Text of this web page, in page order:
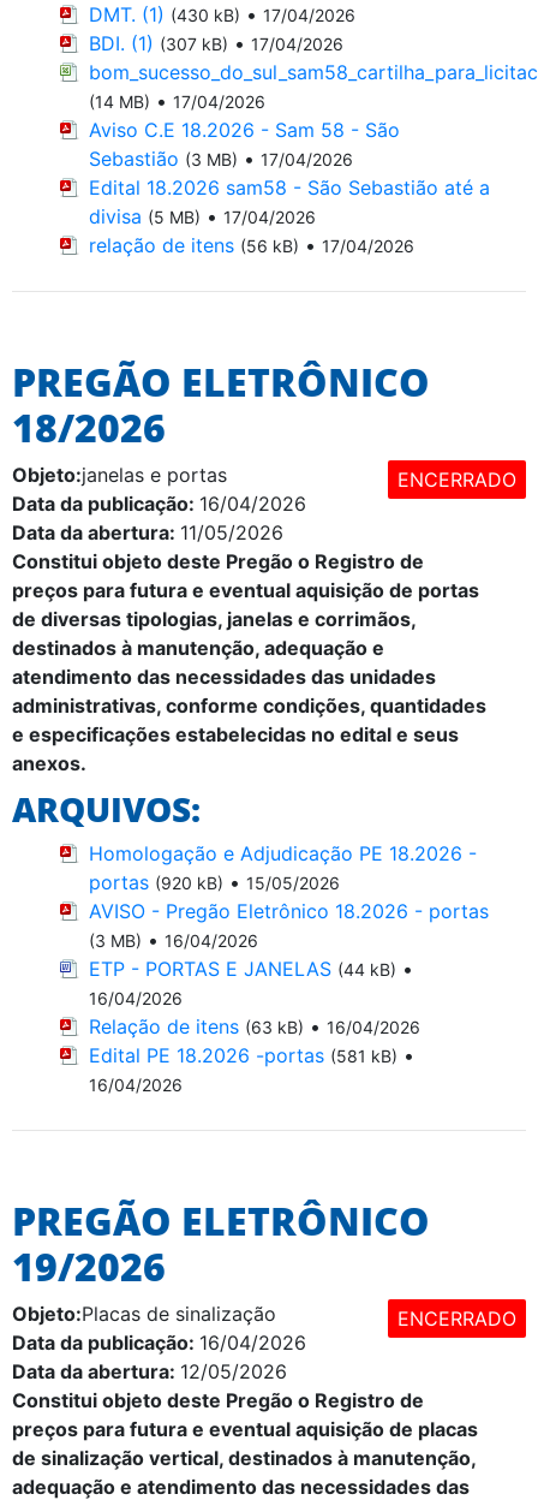
DMT. (1) (430 kB) • 17/04/2026
BDI. (1) (307 kB) • 17/04/2026
(14 MB) • 17/04/2026
Aviso C.E 18.2026 - Sam 58 - São
Sebastião (3 MB) • 17/04/2026
Edital 18.2026 sam58 - São Sebastião até a
divisa (5 MB) • 17/04/2026
relação de itens (56 kB) • 17/04/2026
PREGÃO ELETRÔNICO
18/2026
ENCERRADO
Objeto:janelas e portas
Data da publicação: 16/04/2026
Data da abertura: 11/05/2026
Constitui objeto deste Pregão o Registro de
preços para futura e eventual aquisição de portas
de diversas tipologias, janelas e corrimãos,
destinados à manutenção, adequação e
atendimento das necessidades das unidades
administrativas, conforme condições, quantidades
e especificações estabelecidas no edital e seus
anexos.
ARQUIVOS:
Homologação e Adjudicação PE 18.2026 -
portas (920 kB) • 15/05/2026
AVISO - Pregão Eletrônico 18.2026 - portas
(3 MB) • 16/04/2026
ETP - PORTAS E JANELAS (44 kB) •
16/04/2026
Relação de itens (63 kB) • 16/04/2026
Edital PE 18.2026 -portas (581 kB) •
16/04/2026
PREGÃO ELETRÔNICO
19/2026
ENCERRADO
Objeto:Placas de sinalização
Data da publicação: 16/04/2026
Data da abertura: 12/05/2026
Constitui objeto deste Pregão o Registro de
preços para futura e eventual aquisição de placas
de sinalização vertical, destinados à manutenção,
adequação e atendimento das necessidades das